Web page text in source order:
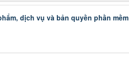
dịch vụ và bản quyền phần mềm